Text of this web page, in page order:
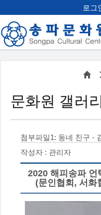
로그
문화원 갤러
첨부파일1: 동네 친구 -
작성자 : 관리자
2020 해피송파 언
(문인협회, 서화